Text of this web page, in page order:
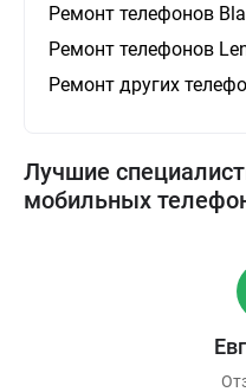
Ремонт телефонов
Ремонт телефонов
Ремонт других
Лучшие
мобильных